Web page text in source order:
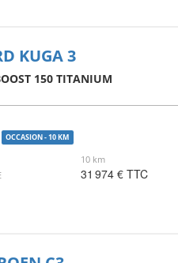
KUGA 3
150 TITANIUM
OCCASION - 10 KM
10 km
31 974 € TTC